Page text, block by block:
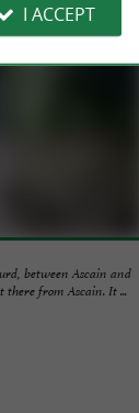
between Ascain and
there from Ascain. It ...
I ACCEPT